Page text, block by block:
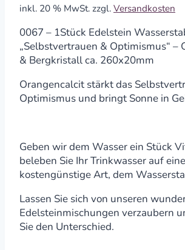
inkl. 20 % MwSt. zzgl. Versandkosten
0067 – 1Stück Edelstein
„Selbstvertrauen & Optimismus“ –
& Bergkristall ca. 260x20mm
Orangencalcit stärkt das
Optimismus und bringt Sonne in
Geben wir dem Wasser ein Stück
beleben Sie Ihr Trinkwasser auf
kostengünstige Art, dem
Lassen Sie sich von unseren
Edelsteinmischungen verzaubern
Sie den Unterschied.